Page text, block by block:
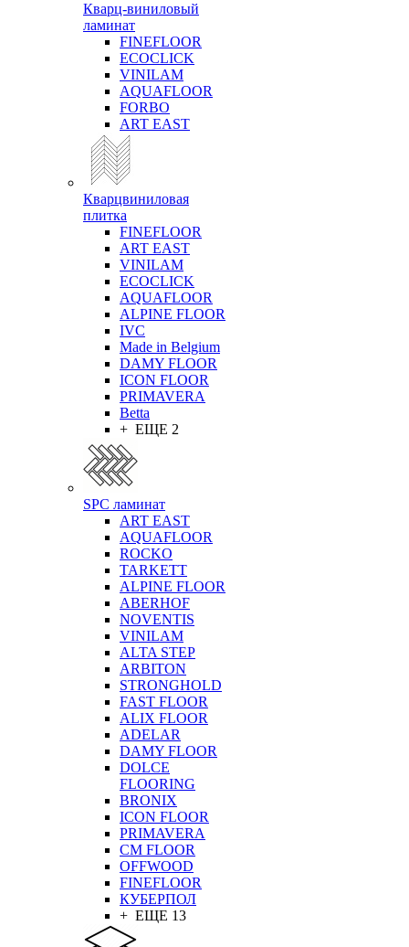
Кварц-виниловый
ламинат
FINEFLOOR
ECOCLICK
VINILAM
AQUAFLOOR
FORBO
ART EAST
Кварцвиниловая
плитка
FINEFLOOR
ART EAST
VINILAM
ECOCLICK
AQUAFLOOR
ALPINE FLOOR
IVC
Made in Belgium
DAMY FLOOR
ICON FLOOR
PRIMAVERA
Betta
+ ЕЩЕ 2
SPC ламинат
ART EAST
AQUAFLOOR
ROCKO
TARKETT
ALPINE FLOOR
ABERHOF
NOVENTIS
VINILAM
ALTA STEP
ARBITON
STRONGHOLD
FAST FLOOR
ALIX FLOOR
ADELAR
DAMY FLOOR
DOLCE
FLOORING
BRONIX
ICON FLOOR
PRIMAVERA
CM FLOOR
OFFWOOD
FINEFLOOR
КУБЕРПОЛ
+ ЕЩЕ 13